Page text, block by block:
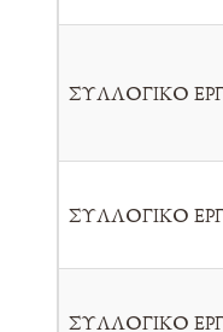
ΣΥΛΛΟΓΙΚΟ
ΣΥΛΛΟΓΙΚΟ
ΣΥΛΛΟΓΙΚΟ